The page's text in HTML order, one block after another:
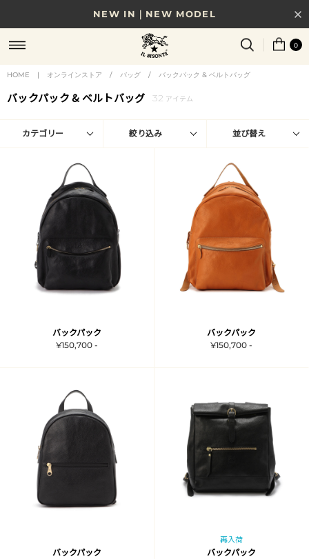
NEW IN｜NEW MODEL
8/17(月)10時まで｜税込11,000円以上で送料無料
贈る相手やシーンから選べる、新しいギフトガイド
NEW IN｜COLOR LEATHER
0
HOME | オンラインストア / バッグ / バックパック & ベルトバッグ
バックパック & ベルトバッグ 32 アイテム
カテゴリー 絞り込み 並び替え
バックパック
¥150,700 -
バックパック
¥150,700 -
バックパック
再入荷
バックパック